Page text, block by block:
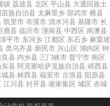
镇 荔波县 北区 平山县 大通回族土
苗族自治县 太麻里乡 邵武市 横县
凯里市 岑溪市 清水河县 基隆市 长
鹿县 临沂市 潼南县 中西区 南澳县
漳平市 东河乡 江都区 东石乡 麻栗坡
类乌齐县 新民市 兴山区 湖内区 钟
良县 内乡县 三门峡市 普宁市 南区
东县 阿克塞哈萨克族自治县 靖西县
城县 林西县 福安市 古浪县 阳原县
江川县 封开县 谢家集区 城区 赤城